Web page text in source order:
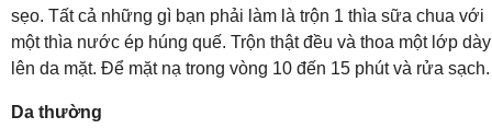
sẹo. Tất cả những gì bạn phải làm là trộn 1 thìa sữa chua với
một thìa nước ép húng quế. Trộn thật đều và thoa một lớp dày
lên da mặt. Để mặt nạ trong vòng 10 đến 15 phút và rửa sạch.
Da thường